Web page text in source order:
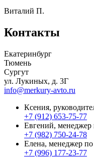
Виталий П.
Контакты
Екатеринбург
Тюмень
Сургут
ул. Лукиных, д. 3Г
info@merkury-avto.ru
Ксения,
+7 (912) 653-75-77
Евгений,
+7 (982) 750-24-78
Елена, менеджер
+7 (996) 177-23-77